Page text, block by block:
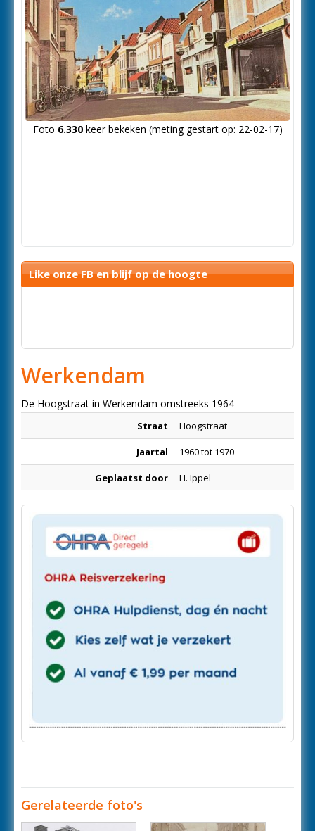
Foto 6.330keer bekeken (meting gestart op: 22-02-17)
Like onze FB en blijf op de hoogte
Werkendam
De Hoogstraat in Werkendam omstreeks 1964
Straat Hoogstraat
Jaartal 1960 tot 1970
Geplaatst door H. Ippel
Gerelateerde foto's